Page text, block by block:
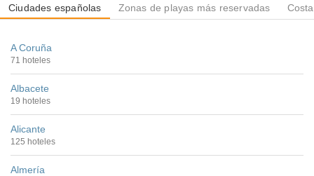
Ciudades españolas Zonas de playas más reservadas
A Coruña
71 hoteles
Albacete
19 hoteles
Alicante
125 hoteles
Almería